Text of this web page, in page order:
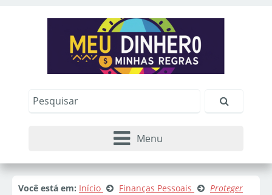
Menu
Você está em: Início Finanças Pessoais
Proteger